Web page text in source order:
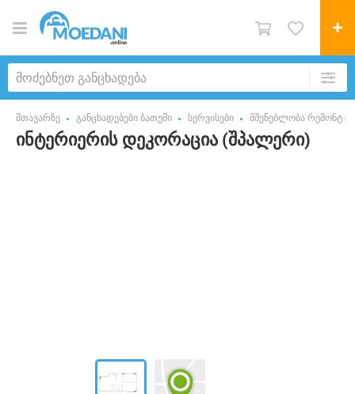
მთავარზე განცხადებები ბათუმი სერვისები მშენებლობა
ინტერიერის დეკორაცია (შპალერი)